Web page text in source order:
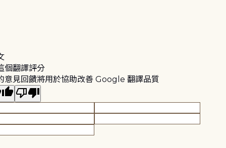
個翻譯評分
意見回饋將用於協助改善 Google 翻譯品質